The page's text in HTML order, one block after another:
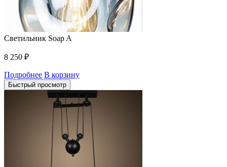
Светильник Soap A
8 250 ₽
Подробнее В корзину
Быстрый просмотр